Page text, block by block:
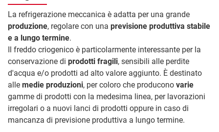
La refrigerazione meccanica è adatta per una grande
produzione, regolare con una previsione produttiva stabile
e a lungo termine.
Il freddo criogenico è particolarmente interessante per la
conservazione di prodotti fragili, sensibili alle perdite
d'acqua e/o prodotti ad alto valore aggiunto. È destinato
alle medie produzioni, per coloro che producono varie
gamme di prodotti con la medesima linea, per lavorazioni
irregolari o a nuovi lanci di prodotti oppure in caso di
mancanza di previsione produttiva a lungo termine.